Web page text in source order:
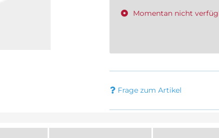
Momentan nicht
Frage zum Artikel